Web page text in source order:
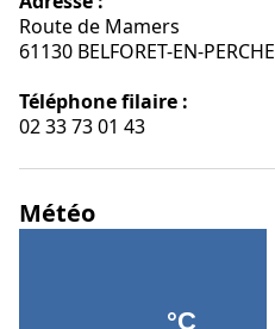
Route de Mamers
61130 BELFORET-EN-PERCHE
Téléphone filaire :
02 33 73 01 43
Météo